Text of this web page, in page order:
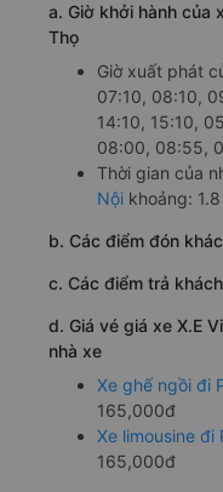
a. Giờ khởi hành của
Thọ
Giờ xuất phát
07:10, 08:10,
14:10, 15:10,
08:00, 08:55,
Thời gian của
Nội khoảng:
b. Các điểm đón
c. Các điểm trả
d. Giá vé giá xe X.E
nhà xe
Xe ghế ngồi đi
165,000đ
Xe limousine đi
165,000đ